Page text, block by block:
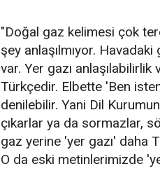
"Doğal gaz kelimesi çok
şey anlaşılmıyor.
var. Yer gazı anlaşılabilirlik
Türkçedir. Elbette 'Ben
denilebilir. Yani Dil
çıkarlar ya da sormazlar,
gaz yerine 'yer gazı' daha
O da eski metinlerimizde